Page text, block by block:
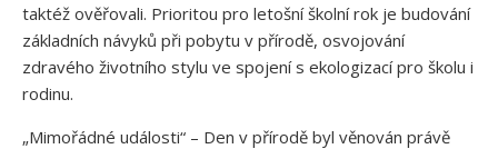
taktéž ověřovali. Prioritou pro letošní školní rok je budování
základních návyků při pobytu v přírodě, osvojování
zdravého životního stylu ve spojení s ekologizací pro školu i
rodinu.
„Mimořádné události“ – Den v přírodě byl věnován právě